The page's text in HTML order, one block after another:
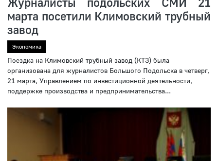
марта посетили Климовский трубный
завод
Экономика
Поездка на Климовский трубный завод (КТЗ) была
организована для журналистов Большого Подольска в четверг,
21 марта, Управлением по инвестиционной деятельности,
поддержке производства и предпринимательства...